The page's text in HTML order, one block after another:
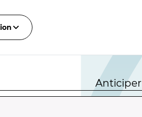
Anticiper